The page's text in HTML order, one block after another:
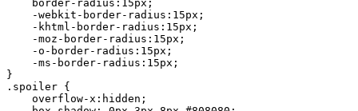
    border-radius:15px;
    -webkit-border-radius:15px;
    -khtml-border-radius:15px;
    -moz-border-radius:15px;
    -o-border-radius:15px;
    -ms-border-radius:15px;
}
.spoiler {
    overflow-x:hidden;